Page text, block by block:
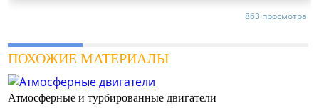
863 просмотра
ПОХОЖИЕ МАТЕРИАЛЫ
Атмосферные и турбированные двигатели